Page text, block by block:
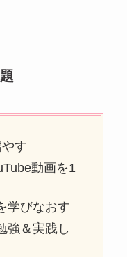
す
動画を1
学びなおす
強＆実践し